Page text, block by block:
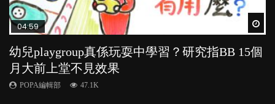
04:59
幼兒playgroup真係玩耍中學習？研究指BB 15個
月大前上堂不見效果
POPA編輯部 47.1K
03:39
幼稚園遊戲課 如何刺激幼兒自發學習取代獎勵
與懲罰？
POPA編輯部 33.1K
03:02
老公患產後憂鬱症對BB的影響
POPA編輯部 15.9K
04:18
凡事以BB為中心，就係好爸媽？｜別忽視父母
的身心虛耗
POPA編輯部 31.5K
04:06
全職好？在職好？｜全職媽媽與在職媽媽的壓
力與價值
POPA編輯部 25.8K